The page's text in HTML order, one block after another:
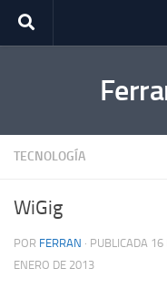
Saltar al contenido
TECNOLOGÍA
WiGig
POR FERRAN · PUBLICADA 16
ENERO DE 2013